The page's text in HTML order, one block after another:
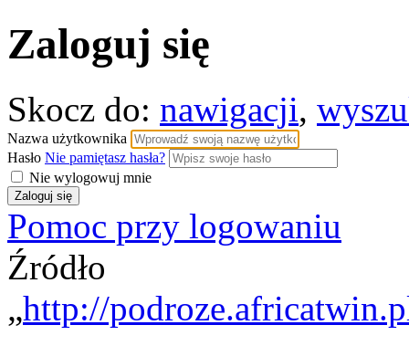
Zaloguj się
Skocz do: nawigacji,
Nazwa użytkownika
Hasło Nie pamiętasz hasła?
Nie wylogowuj mnie
Pomoc przy logowaniu
Źródło
„http://